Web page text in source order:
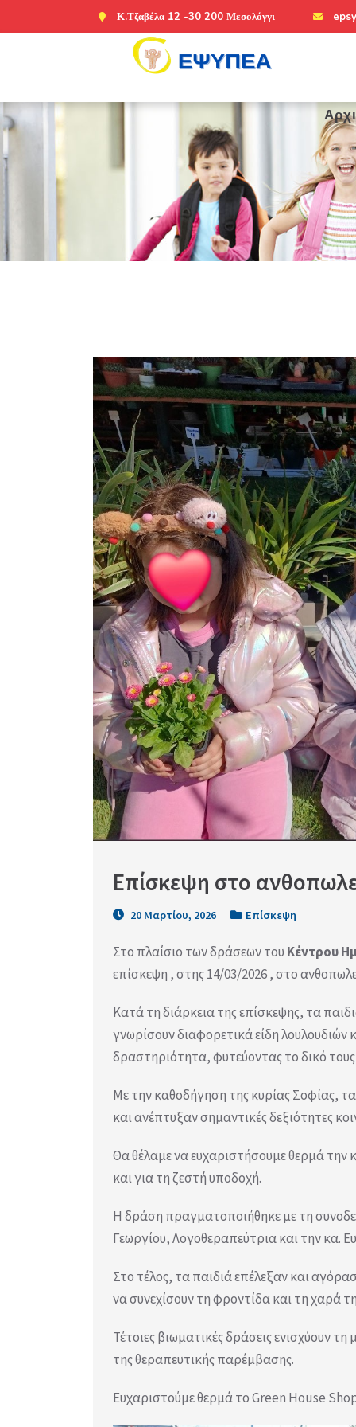
Κ.Τζαβέλα 12 -30 200 Μεσολόγγι
Επίσκεψη στο
20 Μαρτίου, 2026 Επίσκεψη
Στο πλαίσιο των δράσεων του Κέντρου
επίσκεψη , στης 14/03/2026 , στο
Κατά τη διάρκεια της επίσκεψης, τα
γνωρίσουν διαφορετικά είδη
δραστηριότητα, φυτεύοντας το δικό
Με την καθοδήγηση της κυρίας Σοφίας,
και ανέπτυξαν σημαντικές δεξιότητες
Θα θέλαμε να ευχαριστήσουμε θερμά την
και για τη ζεστή υποδοχή.
Η δράση πραγματοποιήθηκε με τη
Γεωργίου, Λογοθεραπεύτρια και την κα.
Στο τέλος, τα παιδιά επέλεξαν και
να συνεχίσουν τη φροντίδα και τη χαρά
Τέτοιες βιωματικές δράσεις ενισχύουν
της θεραπευτικής παρέμβασης.
Ευχαριστούμε θερμά το Green House